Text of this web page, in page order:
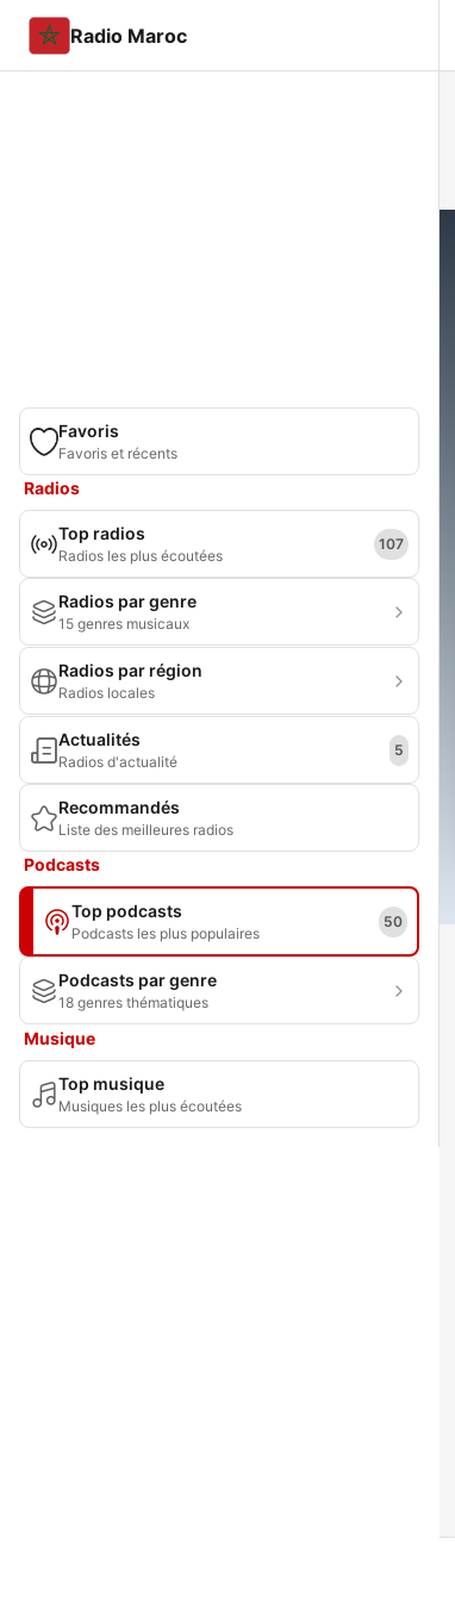
Radio Maroc
Favoris
Favoris et récents
Radios
Top radios
Radios les plus écoutées
107
Radios par genre
15 genres musicaux
Radios par région
Radios locales
Actualités
Radios d'actualité
5
Recommandés
Liste des meilleures radios
Podcasts
Top podcasts
Podcasts les plus populaires
50
Podcasts par genre
18 genres thématiques
Musique
Top musique
Musiques les plus écoutées